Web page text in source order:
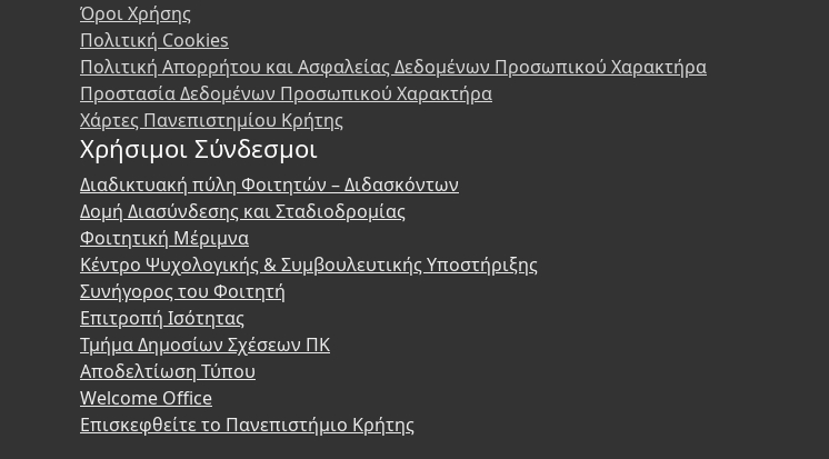
Όροι Χρήσης
Πολιτική Cookies
Πολιτική Απορρήτου και Ασφαλείας Δεδομένων Προσωπικού Χαρακτήρα
Προστασία Δεδομένων Προσωπικού Χαρακτήρα
Χάρτες Πανεπιστημίου Κρήτης
Χρήσιμοι Σύνδεσμοι
Διαδικτυακή πύλη Φοιτητών – Διδασκόντων
Δομή Διασύνδεσης και Σταδιοδρομίας
Φοιτητική Μέριμνα
Κέντρο Ψυχολογικής & Συμβουλευτικής Υποστήριξης
Συνήγορος του Φοιτητή
Επιτροπή Ισότητας
Τμήμα Δημοσίων Σχέσεων ΠΚ
Αποδελτίωση Τύπου
Welcome Office
Επισκεφθείτε το Πανεπιστήμιο Κρήτης